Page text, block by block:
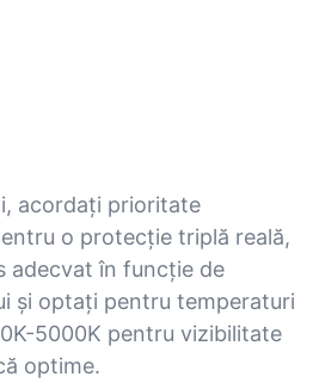
acordați prioritate
o protecție triplă reală,
adecvat în funcție de
și optați pentru temperaturi
5000K pentru vizibilitate
optime.